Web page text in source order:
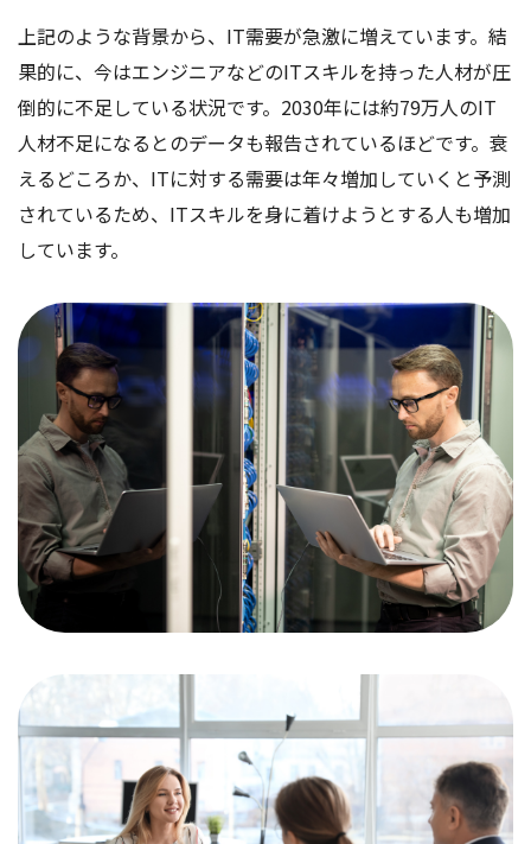
上記のような背景から、IT需要が急激に増えています。結
果的に、今はエンジニアなどのITスキルを持った人材が圧
倒的に不足している状況です。2030年には約79万人のIT
人材不足になるとのデータも報告されているほどです。衰
えるどころか、ITに対する需要は年々増加していくと予測
されているため、ITスキルを身に着けようとする人も増加
しています。